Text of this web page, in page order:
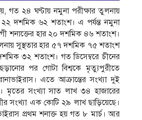
গত ২৪ ঘণ্টায় নমুনা পরীক্ষার তুলনায়
২২ দশমিক ৬২ শতাংশ। এ পর্যন্ত নমুনা
শনাক্তের হার ২০ দশমিক ৪৬ শতাংশ।
সুস্থতার হার ৫৭ দশমিক ৭৫ শতাংশ
৩২ শতাংশ। গত ডিসেম্বরে চীনের
পর গোটা বিশ্বকে মৃত্যুপুরীতে
এতে আক্রান্তের সংখ্যা দুই
মৃতের সংখ্যা সাত লাখ ৩৪ হাজারের
সংখ্যা এক কোটি ২৯ লাখ ছাড়িয়েছে।
প্রথম শনাক্ত হয় গত ৮ মার্চ। আর